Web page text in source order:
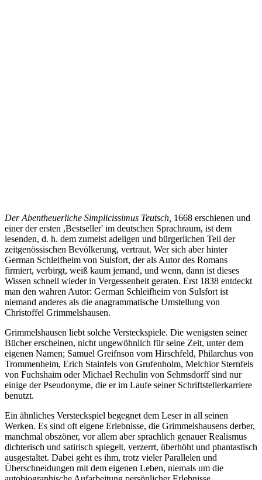
Der Abentheuerliche Simplicissimus Teutsch, 1668 erschienen und
einer der ersten ,Bestseller' im deutschen Sprachraum, ist dem
lesenden, d. h. dem zumeist adeligen und bürgerlichen Teil der
zeitgenössischen Bevölkerung, vertraut. Wer sich aber hinter
German Schleifheim von Sulsfort, der als Autor des Romans
firmiert, verbirgt, weiß kaum jemand, und wenn, dann ist dieses
Wissen schnell wieder in Vergessenheit geraten. Erst 1838 entdeckt
man den wahren Autor: German Schleifheim von Sulsfort ist
niemand anderes als die anagrammatische Umstellung von
Christoffel Grimmelshausen.
Grimmelshausen liebt solche Versteckspiele. Die wenigsten seiner
Bücher erscheinen, nicht ungewöhnlich für seine Zeit, unter dem
eigenen Namen; Samuel Greifnson vom Hirschfeld, Philarchus von
Trommenheim, Erich Stainfels von Grufenholm, Melchior Sternfels
von Fuchshaim oder Michael Rechulin von Sehmsdorff sind nur
einige der Pseudonyme, die er im Laufe seiner Schriftstellerkarriere
benutzt.
Ein ähnliches Versteckspiel begegnet dem Leser in all seinen
Werken. Es sind oft eigene Erlebnisse, die Grimmelshausens derber,
manchmal obszöner, vor allem aber sprachlich genauer Realismus
dichterisch und satirisch spiegelt, verzerrt, überhöht und phantastisch
ausgestaltet. Dabei geht es ihm, trotz vieler Parallelen und
Überschneidungen mit dem eigenen Leben, niemals um die